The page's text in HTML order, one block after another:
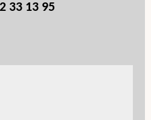
33 13 95